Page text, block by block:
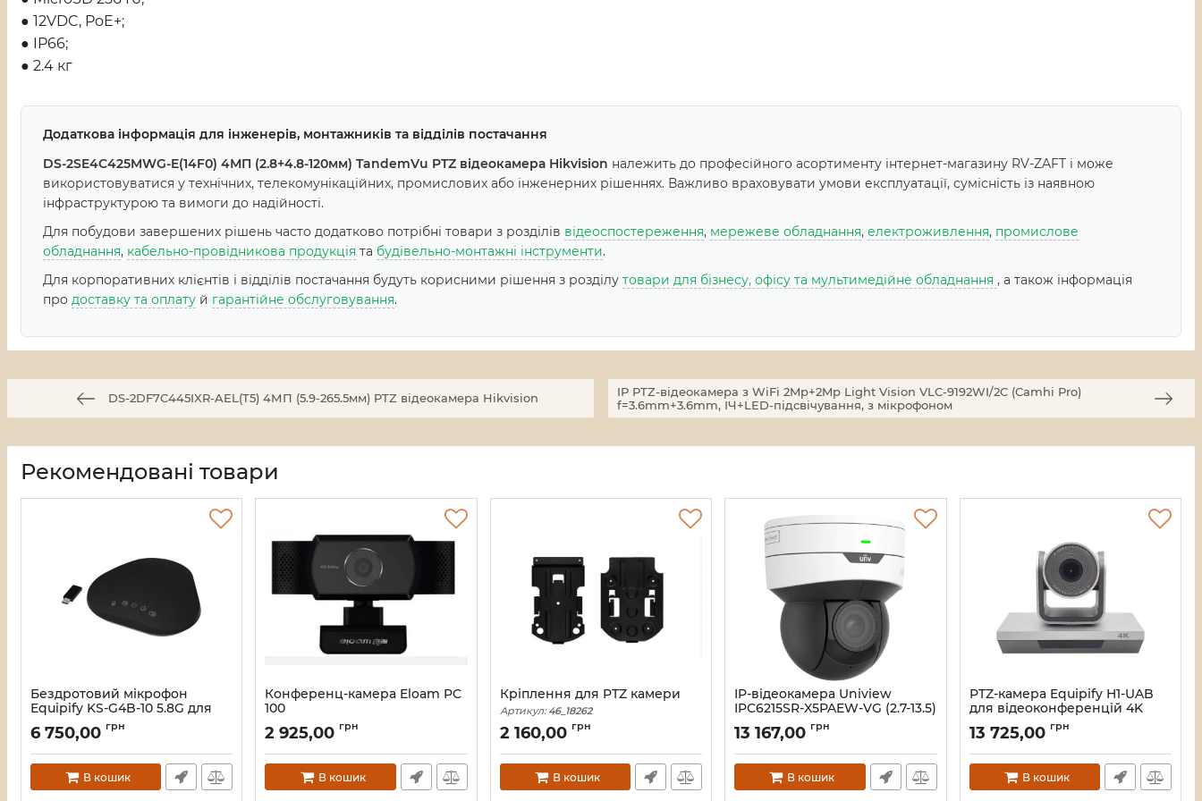
● 12VDC, PoE+;
● IP66;
● 2.4 кг
Додаткова інформація для інженерів, монтажників та відділів постачання
DS-2SE4C425MWG-E(14F0) 4МП (2.8+4.8-120мм) TandemVu PTZ відеокамера Hikvision належить до професійного асортименту інтернет-магазину RV-ZAFT і може
використовуватися у технічних, телекомунікаційних, промислових або інженерних рішеннях. Важливо враховувати умови експлуатації, сумісність із наявною
інфраструктурою та вимоги до надійності.
Для побудови завершених рішень часто додатково потрібні товари з розділів відеоспостереження, мережеве обладнання, електроживлення, промислове
обладнання, кабельно-провідникова продукція та будівельно-монтажні інструменти.
Для корпоративних клієнтів і відділів постачання будуть корисними рішення з розділу товари для бізнесу, офісу та мультимедійне обладнання , а також інформація
про доставку та оплату й гарантійне обслуговування.
DS-2DF7C445IXR-AEL(T5) 4МП (5.9-265.5мм) PTZ відеокамера Hikvision
IP PTZ-відеокамера з WiFi 2Mp+2Mp Light Vision VLC-9192WI/2C (Camhi Pro)
f=3.6mm+3.6mm, ІЧ+LED-підсвічування, з мікрофоном
Рекомендовані товари
Бездротовий мікрофон
Equipify KS-G4B-10 5.8G для
конференцій
(шумозаглушення, радіус
охопленння 5м)
Артикул:
6 750,00 грн
В кошик
Конференц-камера Eloam PC
100
Артикул: 46_19206
2 925,00 грн
В кошик
Кріплення для PTZ камери
Артикул:46_18262
2 160,00 грн
В кошик
IP-відеокамера Uniview
IPC6215SR-X5PAEW-VG (2.7-13.5)
Артикул:19_000053942
13 167,00 грн
В кошик
PTZ-камера Equipify H1-UAB
для відеоконференцій 4K
UHD (3840x2160)
USB2.0/10x/8.29 МП/
автофокус/ДУ
Артикул:
13 725,00 грн
В кошик